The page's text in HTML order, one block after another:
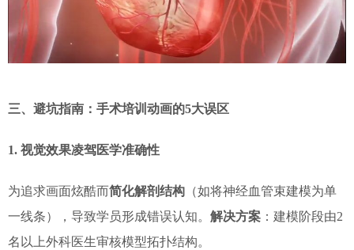
三、避坑指南：手术培训动画的5大误区
1. 视觉效果凌驾医学准确性
为追求画面炫酷而简化解剖结构 （如将神经血管束建模为单
一线条），导致学员形成错误认知。 解决方案 ：建模阶段由2
名以上外科医生审核模型拓扑结构。